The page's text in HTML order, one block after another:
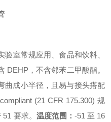
验室常规应用、食品和饮料、
DEHP，不含邻苯二甲酸酯。
曲成小半径，且易与接头搭配
(21 CFR 175.300) 规
要求。 温度范围： -51 至 16